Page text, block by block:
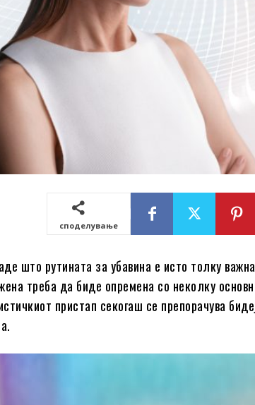
споделување
што рутината за убавина е исто толку
треба да биде опремена со неколку
пристап секогаш се препорачува